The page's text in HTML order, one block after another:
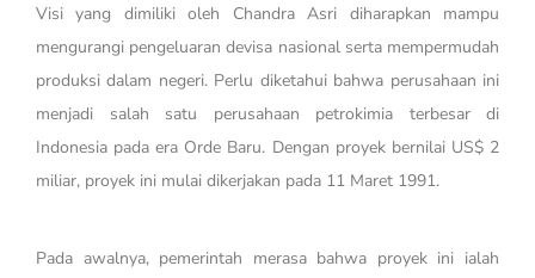
Visi yang dimiliki oleh Chandra Asri diharapkan mampu
mengurangi pengeluaran devisa nasional serta mempermudah
produksi dalam negeri. Perlu diketahui bahwa perusahaan ini
menjadi salah satu perusahaan petrokimia terbesar di
Indonesia pada era Orde Baru. Dengan proyek bernilai US$ 2
miliar, proyek ini mulai dikerjakan pada 11 Maret 1991.
Pada awalnya, pemerintah merasa bahwa proyek ini ialah